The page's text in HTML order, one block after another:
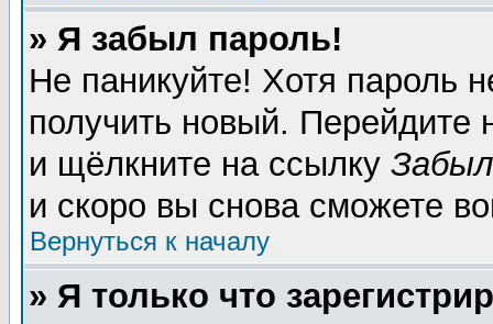
» Я забыл пароль!
Не паникуйте! Хотя пароль
получить новый. Перейдите
и щёлкните на ссылку
и скоро вы снова сможете
Вернуться к началу
» Я только что